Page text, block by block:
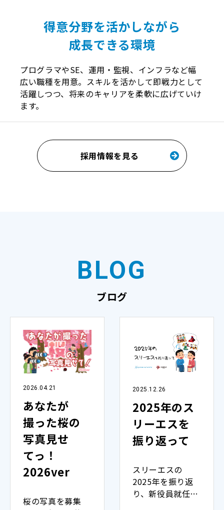
得意分野を活かしながら
成長できる環境
プログラマやSE、運用・監視、インフラなど幅
広い職種を用意。スキルを活かして即戦力として
活躍しつつ、将来のキャリアを柔軟に広げていけ
ます。
採用情報を見る
BLOG
ブログ
2026.04.21
あなたが
撮った桜の
写真見せ
てっ！
2026ver
桜の写真を募集
2025.12.26
2025年のス
リーエスを
振り返って
スリーエスの
2025年を振り返
り、新役員就任や